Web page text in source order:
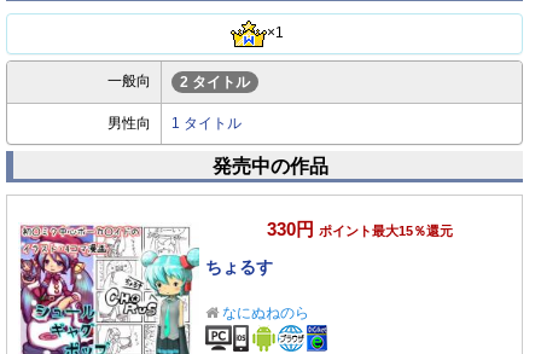
×1
一般向 2 タイトル
男性向 1 タイトル
発売中の作品
330円 ポイント最大15％還元
ちょるす
なにぬねのら